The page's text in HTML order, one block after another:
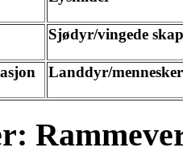
Sjødyr/vingede
Landdyr/mennesker